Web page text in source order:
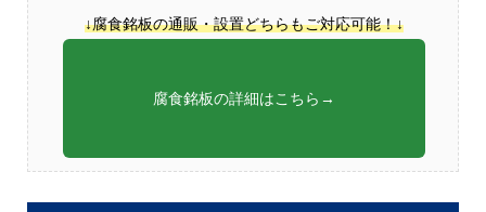
↓腐食銘板の通販・設置どちらもご対応可能！↓
腐食銘板の詳細はこちら→